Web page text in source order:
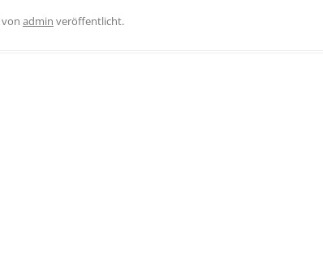
von admin veröffentlicht.